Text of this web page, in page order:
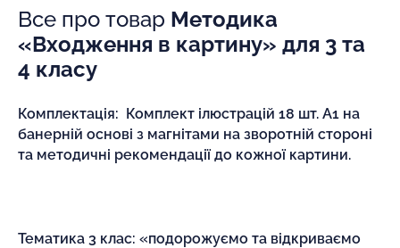
Все про товар Методика
«Входження в картину» для 3 та
4 класу
Комплектація: Комплект ілюстрацій 18 шт. А1 на
банерній основі з магнітами на зворотній стороні
та методичні рекомендації до кожної картини.
Тематика 3 клас: «подорожуємо та відкриваємо